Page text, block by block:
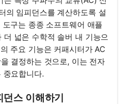
의 임피던스를 계산하도록 설
구는 종종 소프트웨어 애플
더 넓은 수학적 솔버 내 기능으
주요 기능은 커패시터가 AC
결정하는 것으로, 이는 전자
중요합니다.
스 이해하기